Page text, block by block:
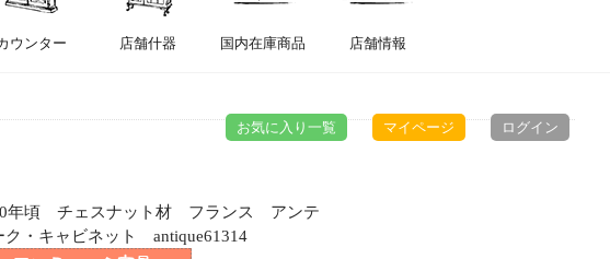
お気に入り一覧 マイページ ログイン
年頃 チェスナット材 フランス アンテ
ク・キャビネット antique61314